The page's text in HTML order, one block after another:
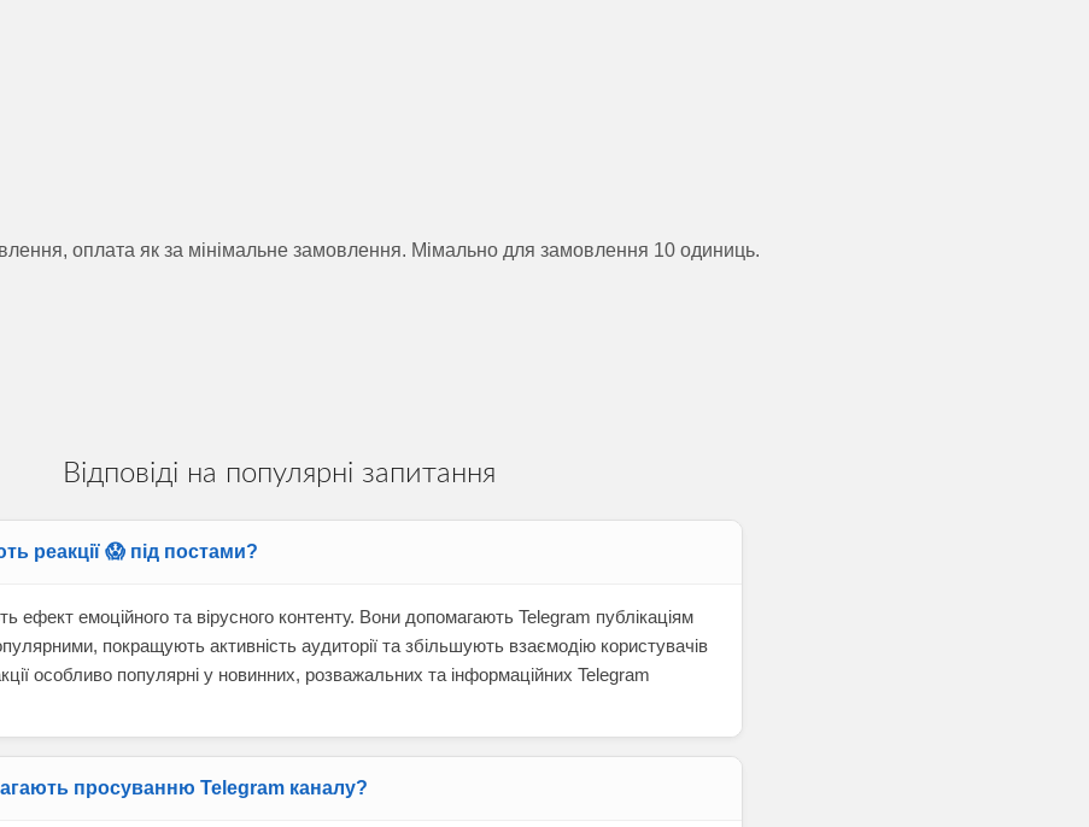
оплата як за мінімальне замовлення. Мімально для замовлення 10 одиниць.
Відповіді на популярні запитання
реакції 😱 під постами?
ефект емоційного та вірусного контенту. Вони допомагають Telegram публікаціям
покращують активність аудиторії та збільшують взаємодію користувачів
особливо популярні у новинних, розважальних та інформаційних Telegram
просуванню Telegram каналу?